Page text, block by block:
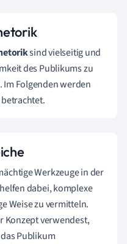
sind vielseitig und
des Publikums zu
Im Folgenden werden
Werkzeuge in der
dabei, komplexe
Weise zu vermitteln.
Konzept verwendest,
Publikum